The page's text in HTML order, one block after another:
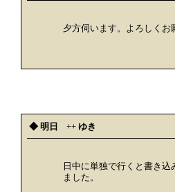
夕方伺います。よろしくお
◆ 明日 ++ ゆき
日中に単独で行くと書き
ました。